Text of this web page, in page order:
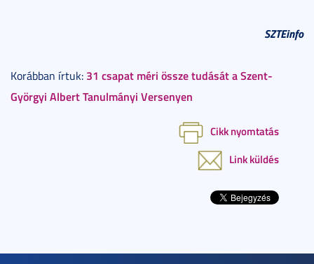
SZTEinfo
Korábban írtuk: 31 csapat méri össze tudását a Szent-
Györgyi Albert Tanulmányi Versenyen
Cikk nyomtatás
Link küldés